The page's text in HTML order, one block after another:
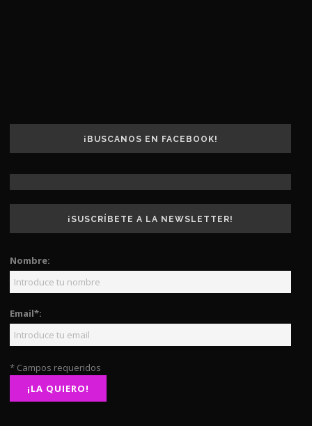
¡BUSCANOS EN FACEBOOK!
¡SUSCRÍBETE A LA NEWSLETTER!
Nombre:
Email*:
* Campos requeridos